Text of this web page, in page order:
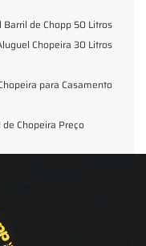
Barril de Chopp 50 Litros
Chopeira 30 Litros
para Casamento
Chopeira Preço
Barril de Chopp